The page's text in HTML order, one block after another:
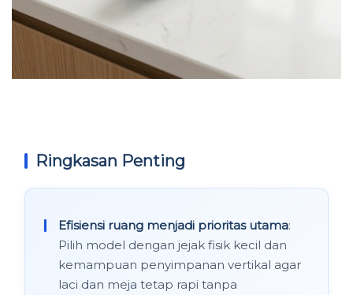
Ringkasan Penting
Efisiensi ruang menjadi prioritas utama:
Pilih model dengan jejak fisik kecil dan
kemampuan penyimpanan vertikal agar
laci dan meja tetap rapi tanpa